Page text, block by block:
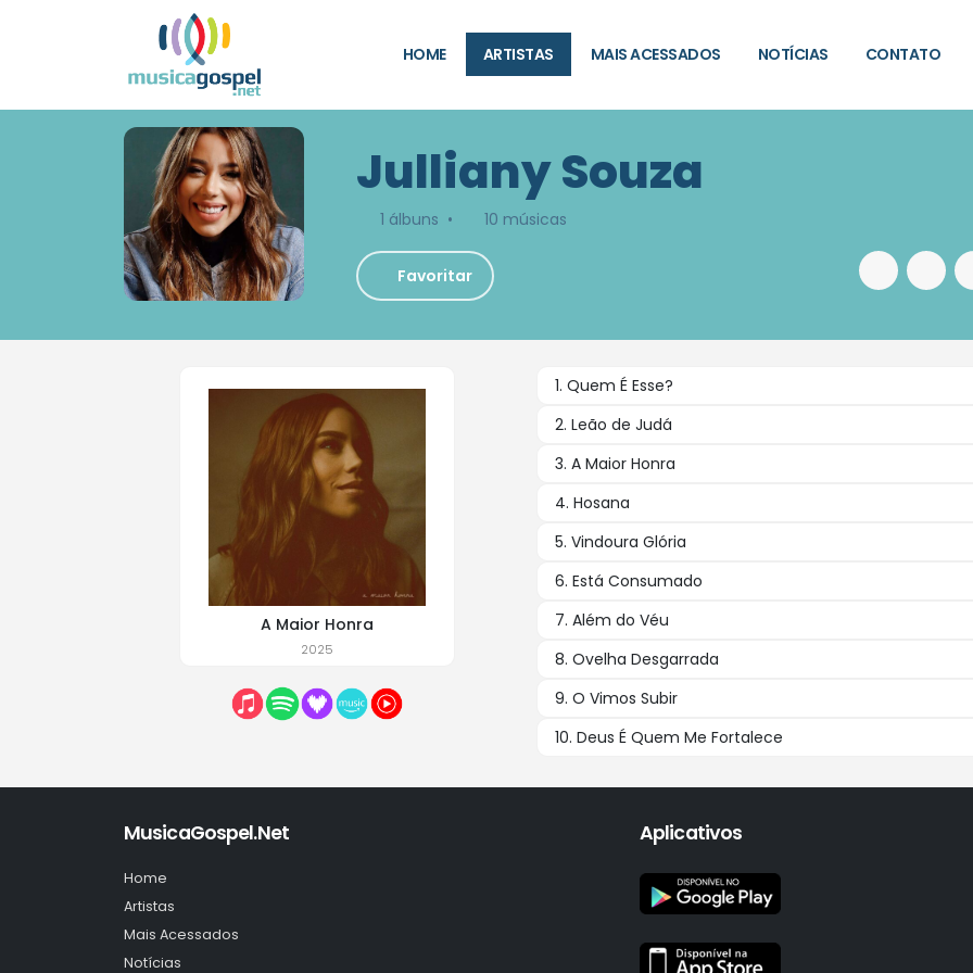
HOME ARTISTAS MAIS ACESSADOS NOTÍCIAS CONTATO
Julliany Souza
1 álbuns • 10 músicas
Favoritar
A Maior Honra
2025
1. Quem É Esse?
2. Leão de Judá
3. A Maior Honra
4. Hosana
5. Vindoura Glória
6. Está Consumado
7. Além do Véu
8. Ovelha Desgarrada
9. O Vimos Subir
10. Deus É Quem Me Fortalece
MusicaGospel.Net
Home
Artistas
Mais Acessados
Notícias
Aplicativos